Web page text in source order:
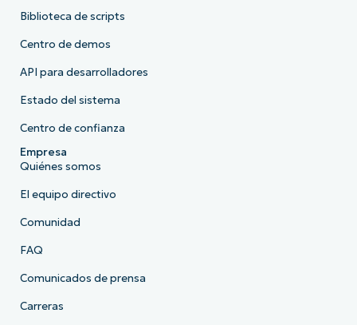
Biblioteca de scripts
Centro de demos
API para desarrolladores
Estado del sistema
Centro de confianza
Empresa
Quiénes somos
El equipo directivo
Comunidad
FAQ
Comunicados de prensa
Carreras